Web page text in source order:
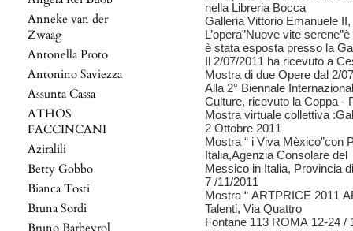
Anneke van der
Zwaag
Antonella Proto
Antonino Saviezza
Assunta Cassa
ATHOS
FACCINCANI
Aziralili
Betty Gobbo
Bianca Tosti
Bruna Sordi
Bruno Barbeyrol
nella Libreria Bocca
Galleria Vittorio Emanuele
L’opera”Nuove vite
è stata esposta presso la
Il 2/07/2011 ha ricevuto a
Mostra di due Opere dal 2/
Alla 2° Biennale
Culture, ricevuto la Coppa -
Mostra virtuale collettiva
2 Ottobre 2011
Mostra “ i Viva Mèxico”con
Italia,Agenzia Consolare del
Messico in Italia, Provincia
7 /11/2011
Mostra “ ARTPRICE 2011
Talenti, Via Quattro
Fontane 113 ROMA 12-24 /